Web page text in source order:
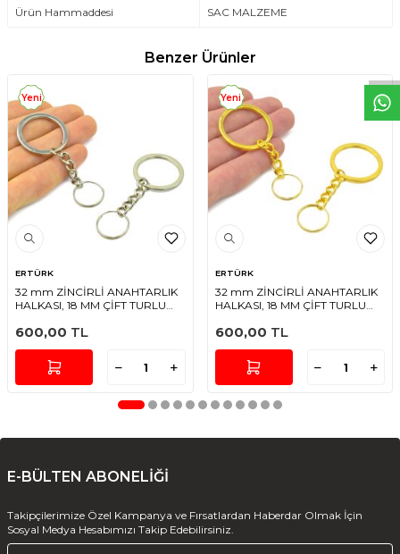
Ürün Hammaddesi SAC MALZEME
Benzer Ürünler
Yeni
ERTÜRK
32 mm ZİNCİRLİ ANAHTARLIK
HALKASI, 18 MM ÇİFT TURLU
600,00 TL
Yeni
ERTÜRK
32 mm ZİNCİRLİ ANAHTARLIK
HALKASI, 18 MM ÇİFT TURLU
600,00 TL
E-BÜLTEN ABONELİĞİ
Takipçilerimize Özel Kampanya ve Fırsatlardan Haberdar Olmak İçin
Sosyal Medya Hesabımızı Takip Edebilirsiniz.